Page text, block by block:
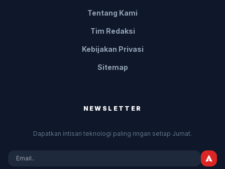
Tentang Kami
Tim Redaksi
Kebijakan Privasi
Sitemap
NEWSLETTER
Dapatkan intisari teknologi paling ringan setiap Jumat.